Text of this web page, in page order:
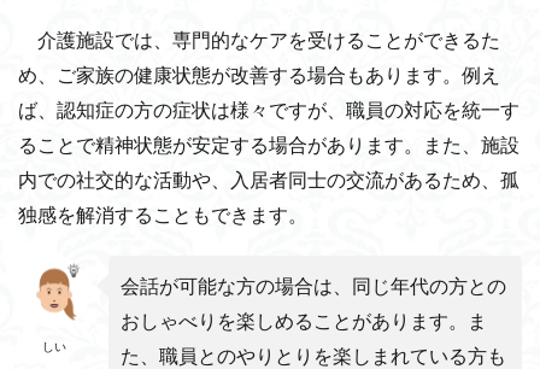
介護施設では、専門的なケアを受けることができるた
め、ご家族の健康状態が改善する場合もあります。例え
ば、認知症の方の症状は様々ですが、職員の対応を統一す
ることで精神状態が安定する場合があります。また、施設
内での社交的な活動や、入居者同士の交流があるため、孤
独感を解消することもできます。
しい
会話が可能な方の場合は、同じ年代の方との
おしゃべりを楽しめることがあります。ま
た、職員とのやりとりを楽しまれている方も